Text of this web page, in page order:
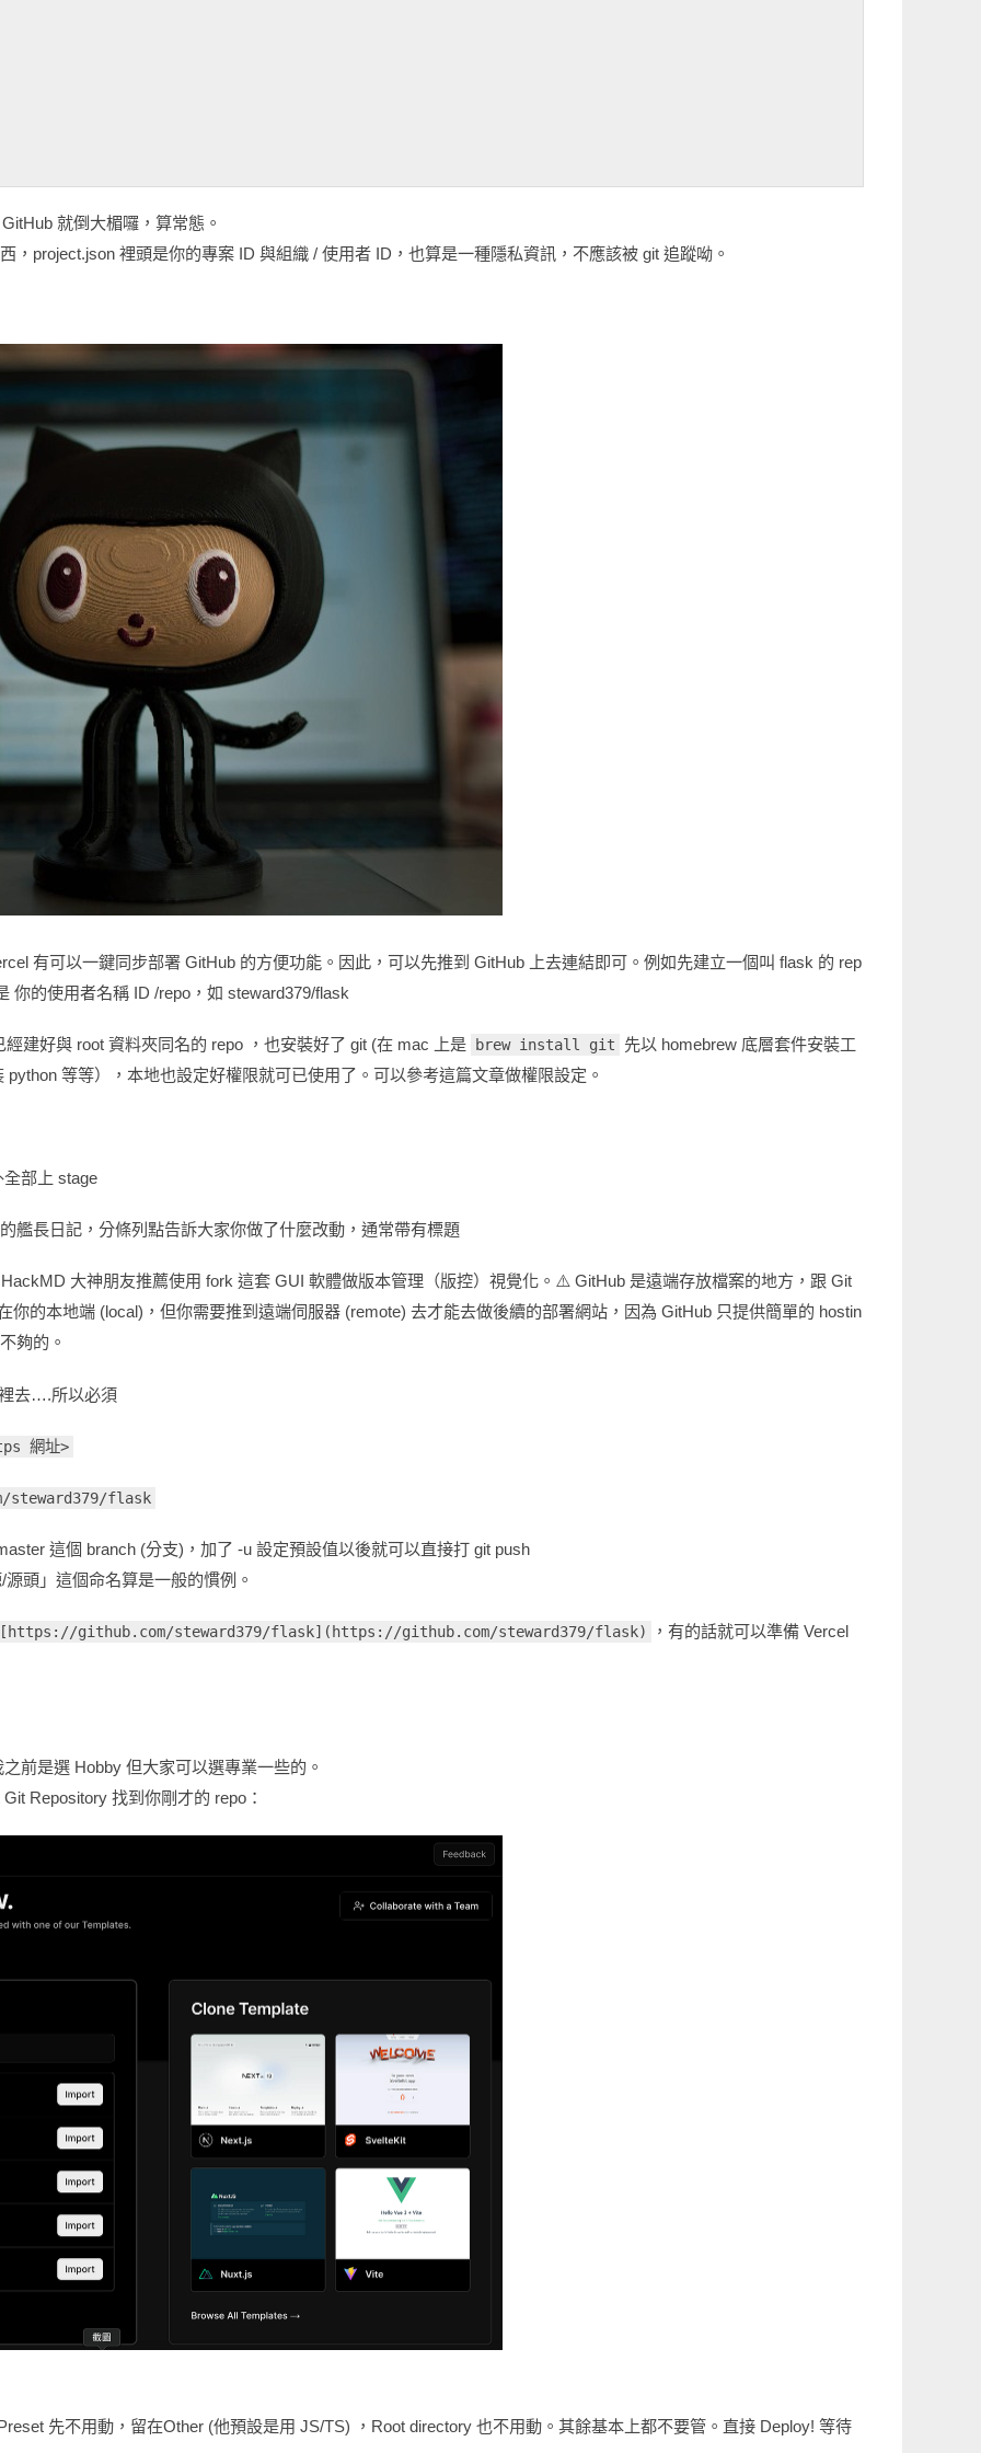
就倒大楣囉，算常態。
，project.json 裡頭是你的專案 ID 與組織 / 使用者 ID，也算是一種隱私資訊，不應該被 git 追蹤呦。
有可以一鍵同步部署 GitHub 的方便功能。因此，可以先推到 GitHub 上去連結即可。例如先建立一個叫 flask 的 rep
你的使用者名稱 ID /repo，如 steward379/flask
建好與 root 資料夾同名的 repo ，也安裝好了 git (在 mac 上是 brew install git
先以 homebrew 底層套件安裝工
等等），本地也設定好權限就可已使用了。可以參考這篇文章做權限設定。
部上 stage
艦長日記，分條列點告訴大家你做了什麼改動，通常帶有標題
大神朋友推薦使用 fork 這套 GUI 軟體做版本管理（版控）視覺化。⚠️ GitHub 是遠端存放檔案的地方，跟 Git
的本地端 (local)，但你需要推到遠端伺服器 (remote) 去才能去做後續的部署網站，因為 GitHub 只提供簡單的 hostin
夠的。
去….所以必須
網址>
flask
這個 branch (分支)，加了 -u 設定預設值以後就可以直接打 git push
頭」這個命名算是一般的慣例。
[https://github.com/steward379/flask](https://github.com/steward379/flask) ，有的話就可以準備 Vercel
前是選 Hobby 但大家可以選專業一些的。
Repository 找到你剛才的 repo：
先不用動，留在Other (他預設是用 JS/TS) ，Root directory 也不用動。其餘基本上都不要管。直接 Deploy! 等待